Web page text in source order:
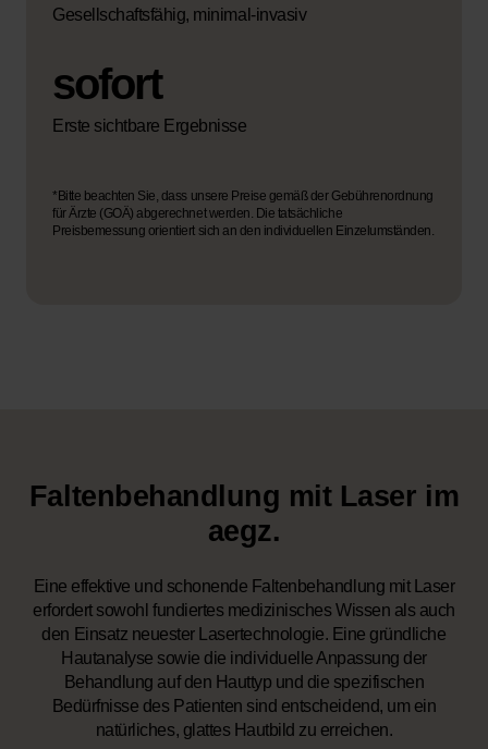
Gesellschaftsfähig, minimal-invasiv
sofort
Erste sichtbare Ergebnisse
*Bitte beachten Sie, dass unsere Preise gemäß der Gebührenordnung
für Ärzte (GOÄ) abgerechnet werden. Die tatsächliche
Preisbemessung orientiert sich an den individuellen Einzelumständen.
Faltenbehandlung mit Laser im
aegz.
Eine effektive und schonende Faltenbehandlung mit Laser
erfordert sowohl fundiertes medizinisches Wissen als auch
den Einsatz neuester Lasertechnologie. Eine gründliche
Hautanalyse sowie die individuelle Anpassung der
Behandlung auf den Hauttyp und die spezifischen
Bedürfnisse des Patienten sind entscheidend, um ein
natürliches, glattes Hautbild zu erreichen.